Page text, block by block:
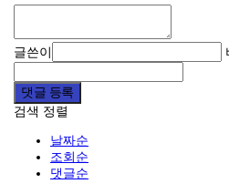
글쓴이
댓글 등록
검색 정렬
날짜순
조회순
댓글순